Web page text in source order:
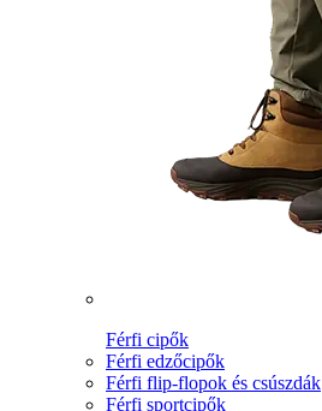
Férfi cipők
Férfi edzőcipők
Férfi flip-flopok és csúszdák
Férfi sportcipők